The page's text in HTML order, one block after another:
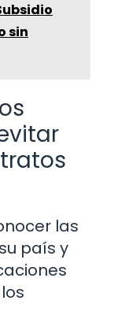
sin
las
país y